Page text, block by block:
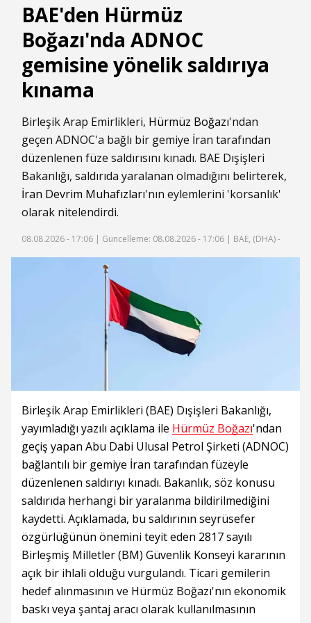
BAE'den Hürmüz
Boğazı'nda ADNOC
gemisine yönelik saldırıya
kınama
Birleşik Arap Emirlikleri, Hürmüz Boğazı'ndan
geçen ADNOC'a bağlı bir gemiye İran tarafından
düzenlenen füze saldırısını kınadı. BAE Dışişleri
Bakanlığı, saldırıda yaralanan olmadığını belirterek,
İran Devrim Muhafızları'nın eylemlerini 'korsanlık'
olarak nitelendirdi.
08.08.2026 - 17:06 | Güncelleme: 08.08.2026 - 17:06 | BAE, (DHA) -
Birleşik Arap Emirlikleri (BAE) Dışişleri Bakanlığı,
yayımladığı yazılı açıklama ile Hürmüz Boğazı'ndan
geçiş yapan Abu Dabi Ulusal Petrol Şirketi (ADNOC)
bağlantılı bir gemiye İran tarafından füzeyle
düzenlenen saldırıyı kınadı. Bakanlık, söz konusu
saldırıda herhangi bir yaralanma bildirilmediğini
kaydetti. Açıklamada, bu saldırının seyrüsefer
özgürlüğünün önemini teyit eden 2817 sayılı
Birleşmiş Milletler (BM) Güvenlik Konseyi kararının
açık bir ihlali olduğu vurgulandı. Ticari gemilerin
hedef alınmasının ve Hürmüz Boğazı'nın ekonomik
baskı veya şantaj aracı olarak kullanılmasının